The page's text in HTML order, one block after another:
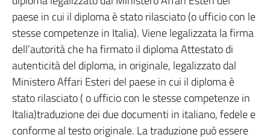
paese in cui il diploma è stato rilasciato (o ufficio con le
stesse competenze in Italia). Viene legalizzata la firma
dell’autorità che ha firmato il diploma Attestato di
autenticità del diploma, in originale, legalizzato dal
Ministero Affari Esteri del paese in cui il diploma è
stato rilasciato ( o ufficio con le stesse competenze in
Italia)traduzione dei due documenti in italiano, fedele e
conforme al testo originale. La traduzione può essere